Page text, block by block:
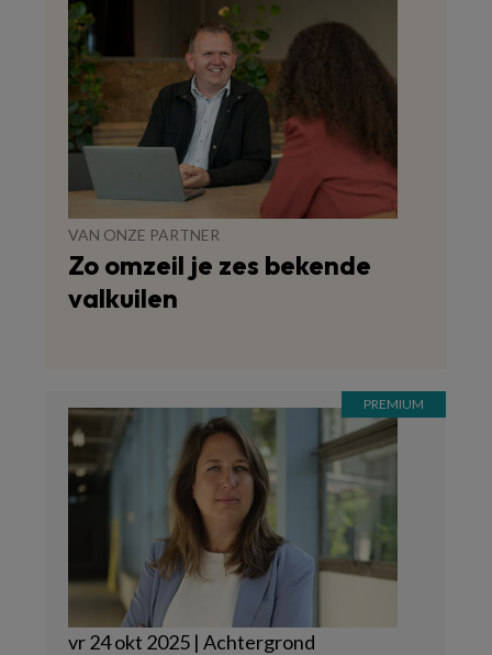
VAN ONZE PARTNER
Zo omzeil je zes bekende
valkuilen
vr 24 okt 2025 | Achtergrond